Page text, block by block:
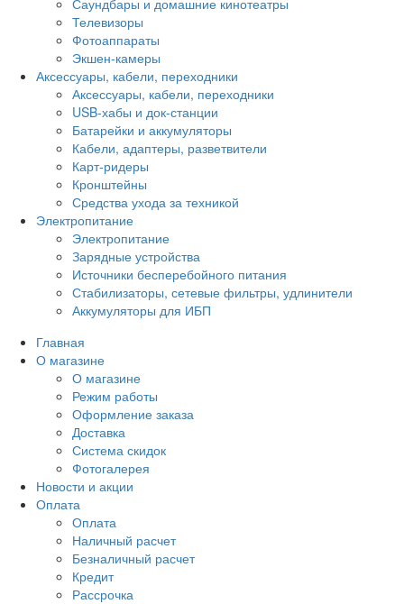
Телевизоры
Фотоаппараты
Экшен-камеры
Аксессуары, кабели, переходники
Аксессуары, кабели, переходники
USB-хабы и док-станции
Батарейки и аккумуляторы
Кабели, адаптеры, разветвители
Карт-ридеры
Кронштейны
Средства ухода за техникой
Электропитание
Электропитание
Зарядные устройства
Источники бесперебойного питания
Стабилизаторы, сетевые фильтры, удлинители
Аккумуляторы для ИБП
Главная
О магазине
О магазине
Режим работы
Оформление заказа
Доставка
Система скидок
Фотогалерея
Новости и акции
Оплата
Оплата
Наличный расчет
Безналичный расчет
Кредит
Рассрочка